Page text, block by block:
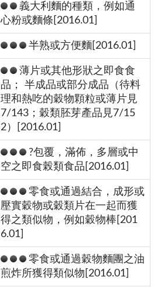
義大利麵的種類，例如通
心粉或麵條[2016.01]
半熟或方便麵[2016.01]
薄片或其他形狀之即食食
品； 半成品或部分成品（待料
理和熱吃的穀物顆粒或薄片見
7/143；穀類胚芽產品見7/15
2）[2016.01]
?包覆，滿佈，多層或中
空之即食榖類食品[2016.01]
零食或通過結合，成形或
壓實穀物或穀類片在一起而獲
得之類似物，例如穀物棒[201
6.01]
零食或通過穀物麵團之油
煎炸所獲得類似物[2016.01]